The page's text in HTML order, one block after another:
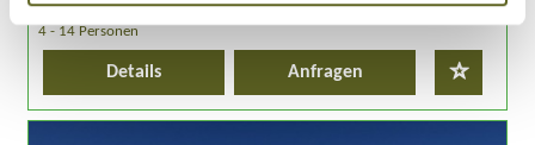
4 - 14 Personen
Details Anfragen